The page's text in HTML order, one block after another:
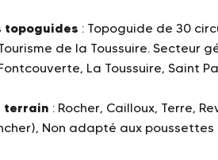
topoguides : Topoguide de 30
de la Toussuire. Secteur
La Toussuire, Saint
terrain : Rocher, Cailloux, Terre,
Non adapté aux poussettes